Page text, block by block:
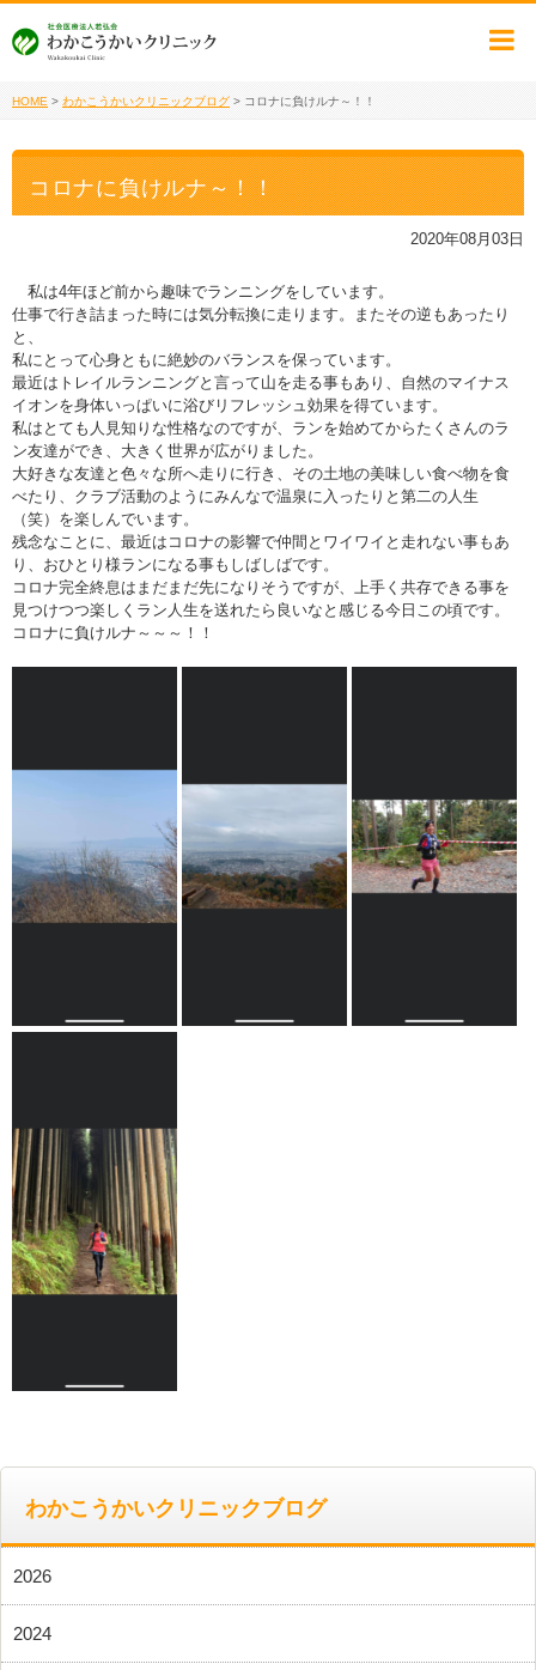
HOME > わかこうかいクリニックブログ> コロナに負けルナ～！！
コロナに負けルナ～！！
2020年08月03日
私は4年ほど前から趣味でランニングをしています。
仕事で行き詰まった時には気分転換に走ります。またその逆もあったり
と、
私にとって心身ともに絶妙のバランスを保っています。
最近はトレイルランニングと言って山を走る事もあり、自然のマイナス
イオンを身体いっぱいに浴びリフレッシュ効果を得ています。
私はとても人見知りな性格なのですが、ランを始めてからたくさんのラ
ン友達ができ、大きく世界が広がりました。
大好きな友達と色々な所へ走りに行き、その土地の美味しい食べ物を食
べたり、クラブ活動のようにみんなで温泉に入ったりと第二の人生
（笑）を楽しんでいます。
残念なことに、最近はコロナの影響で仲間とワイワイと走れない事もあ
り、おひとり様ランになる事もしばしばです。
コロナ完全終息はまだまだ先になりそうですが、上手く共存できる事を
見つけつつ楽しくラン人生を送れたら良いなと感じる今日この頃です。
コロナに負けルナ～～～！！
わかこうかいクリニックブログ
2026
2024